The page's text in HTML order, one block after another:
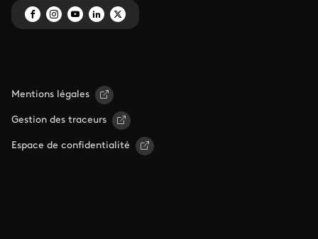
Mentions légales
Gestion des traceurs
Espace de confidentialité